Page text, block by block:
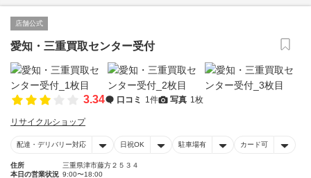
店舗公式
愛知・三重買取センター受付
3.34 口コミ 1件 写真 1枚
リサイクルショップ
配達・デリバリー対応 日祝OK 駐車場有 カード可
住所
三重県津市藤方２５３４
本日の営業状況 9:00〜18:00